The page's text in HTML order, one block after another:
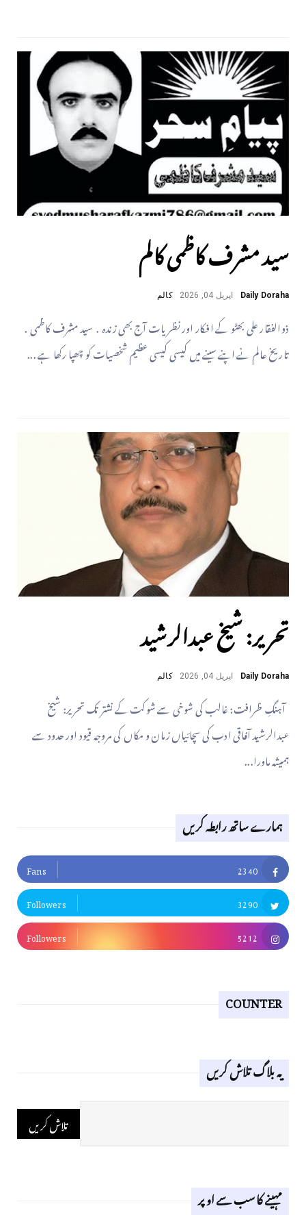
سید مشرف کاظمی کالم
Daily Doraha اپریل 04, 2026 کالم
ذوالفقار علی بھٹو کے افکار اور نظریات آج بھی زندہ . سید مشرف کاظمی .
تاریخ عالم نے اپنے سینے میں کیسی کیسی عظیم شخصیات کو چھپا رکھا ہے ...
تحریر: شیخ عبدالرشید
Daily Doraha اپریل 04, 2026 کالم
آہنگِ ظرافت: غالب کی شوخی سے شوکت کے نشتر تک ​تحریر: شیخ
عبدالرشید ​آفاقی ادب کی سچائیاں زمان و مکاں کی مروجہ قیود اور حدود سے
ہمیشہ ماورا...
ہمارے ساتھ رابطہ کریں
2340
Fans
3290
Followers
5212
Followers
COUNTER
یہ بلاگ تلاش کریں
مہینے کا سب سے اوپر